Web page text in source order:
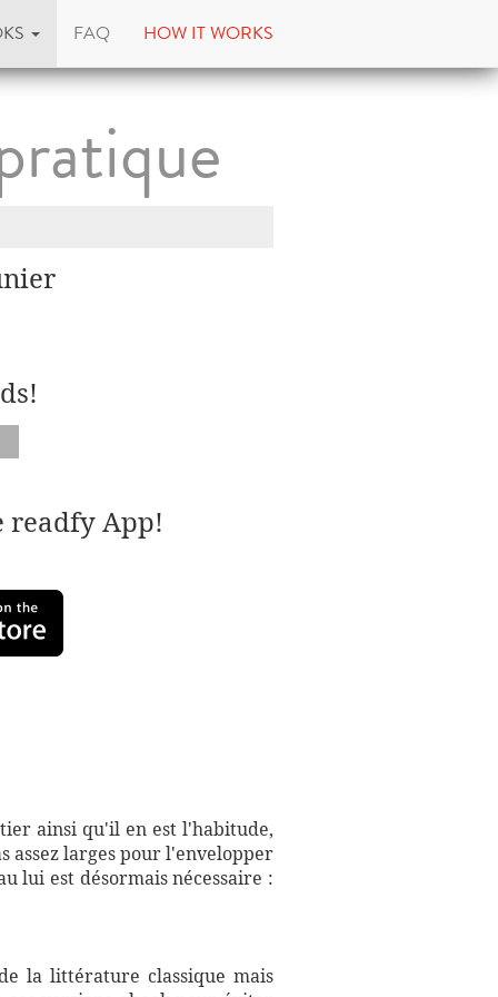
FAQ HOW IT WORKS
readfy App!
ainsi qu'il en est l'habitude,
assez larges pour l'envelopper
lui est désormais nécessaire :
la littérature classique mais